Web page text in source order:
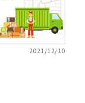
2021/12/10